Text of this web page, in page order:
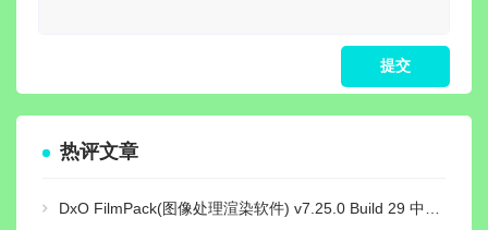
热评文章
DxO FilmPack(图像处理渲染软件) v7.25.0 Build 29 中文绿色激活版